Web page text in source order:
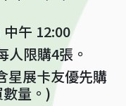
午 12:00
限購4張。
星展卡友優先購
量。)